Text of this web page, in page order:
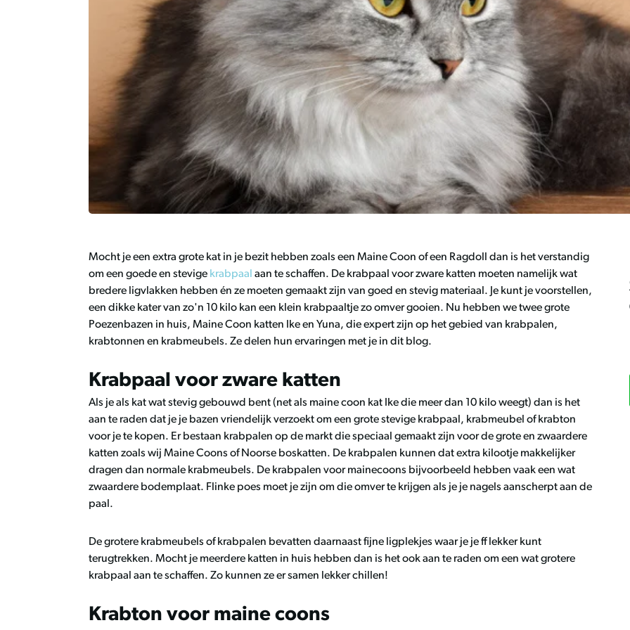
Mocht je een extra grote kat in je bezit hebben zoals een Maine Coon of een Ragdoll dan is het verstandig
om een goede en stevige krabpaal aan te schaffen. De krabpaal voor zware katten moeten namelijk wat
bredere ligvlakken hebben én ze moeten gemaakt zijn van goed en stevig materiaal. Je kunt je voorstellen,
een dikke kater van zo'n 10 kilo kan een klein krabpaaltje zo omver gooien. Nu hebben we twee grote
Poezenbazen in huis, Maine Coon katten Ike en Yuna, die expert zijn op het gebied van krabpalen,
krabtonnen en krabmeubels. Ze delen hun ervaringen met je in dit blog.
Krabpaal voor zware katten
Als je als kat wat stevig gebouwd bent (net als maine coon kat Ike die meer dan 10 kilo weegt) dan is het
aan te raden dat je je bazen vriendelijk verzoekt om een grote stevige krabpaal, krabmeubel of krabton
voor je te kopen. Er bestaan krabpalen op de markt die speciaal gemaakt zijn voor de grote en zwaardere
katten zoals wij Maine Coons of Noorse boskatten. De krabpalen kunnen dat extra kilootje makkelijker
dragen dan normale krabmeubels. De krabpalen voor mainecoons bijvoorbeeld hebben vaak een wat
zwaardere bodemplaat. Flinke poes moet je zijn om die omver te krijgen als je je nagels aanscherpt aan de
paal.
De grotere krabmeubels of krabpalen bevatten daarnaast fijne ligplekjes waar je je ff lekker kunt
terugtrekken. Mocht je meerdere katten in huis hebben dan is het ook aan te raden om een wat grotere
krabpaal aan te schaffen. Zo kunnen ze er samen lekker chillen!
Krabton voor maine coons